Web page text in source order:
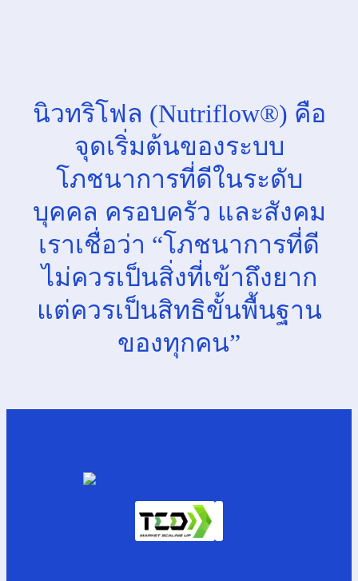
นิวทริโฟล (Nutriflow®) คือ
จุดเริ่มต้นของระบบ
โภชนาการที่ดีในระดับ
บุคคล ครอบครัว และสังคม
เราเชื่อว่า “โภชนาการที่ดี
ไม่ควรเป็นสิ่งที่เข้าถึงยาก
แต่ควรเป็นสิทธิขั้นพื้นฐาน
ของทุกคน”